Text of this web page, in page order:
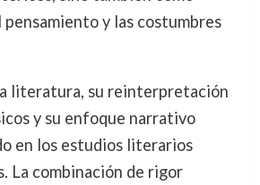
y las costumbres
literatura, su reinterpretación
y su enfoque narrativo
en los estudios literarios
La combinación de rigor